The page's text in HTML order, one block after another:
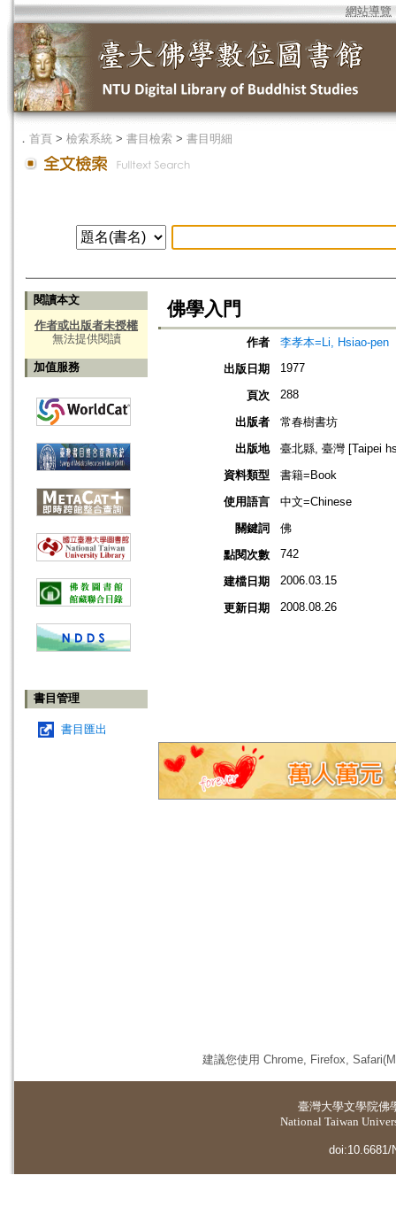
網站導覽
． 首頁 > 檢索系統 > 書目檢索 > 書目明細
閱讀本文
作者或出版者未授權
無法提供閱讀
加值服務
書目管理
書目匯出
佛學入門
作者
李孝本=Li, Hsiao-pen
出版日期
1977
頁次 288
出版者
常春樹書坊
出版地
臺北縣, 臺灣 [Taipei
資料類型
書籍=Book
使用語言
中文=Chinese
關鍵詞
佛
點閱次數
742
建檔日期 2006.03.15
更新日期 2008.08.26
建議您使用 Chrome, Firefox,
臺灣大學文學院佛
National Taiwan
doi:10.6681/